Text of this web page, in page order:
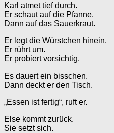
Karl atmet tief durch.
Er schaut auf die Pfanne.
Dann auf das Sauerkraut.
Er legt die Würstchen hinein.
Er rührt um.
Er probiert vorsichtig.
Es dauert ein bisschen.
Dann deckt er den Tisch.
„Essen ist fertig“, ruft er.
Else kommt zurück.
Sie setzt sich.